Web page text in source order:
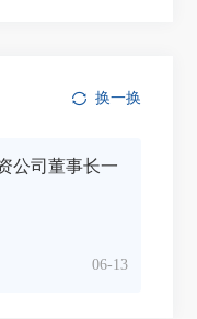
换一换
公司董事长一
06-13